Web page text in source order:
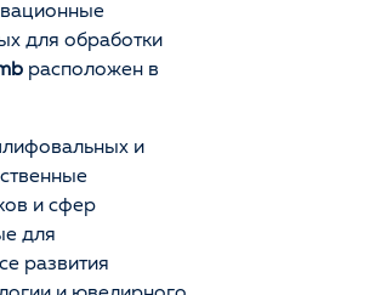
для обработки
расположен в
и
и сфер
для
развития